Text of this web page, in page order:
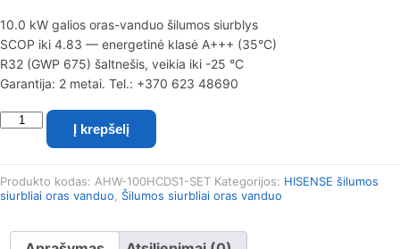
10.0 kW galios oras-vanduo šilumos siurblys
SCOP iki 4.83 — energetinė klasė A+++ (35°C)
R32 (GWP 675) šaltnešis, veikia iki -25 °C
Garantija: 2 metai. Tel.: +370 623 48690
produkto
Hisense
Therma
Į krepšelį
Produkto kodas: AHW-100HCDS1-SET Kategorijos: HISENSE šilumos
siurbliai oras vanduo
Šilumos siurbliai oras vanduo